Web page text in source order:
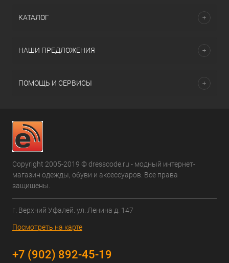
КАТАЛОГ
НАШИ ПРЕДЛОЖЕНИЯ
ПОМОЩЬ И СЕРВИСЫ
Copyright 2005-2019 © dresscode.ru - модный интернет-
магазин одежды, обуви и аксессуаров. Все права
защищены.
г. Верхний Уфалей. ул. Ленина д. 147
Посмотреть на карте
+7 (902) 892-45-19